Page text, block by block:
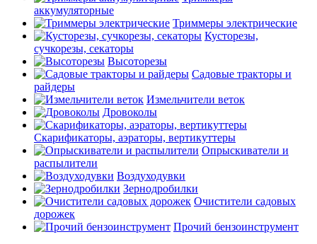
аккумуляторные
Триммеры электрические
Кусторезы,
сучкорезы, секаторы
Высоторезы
Садовые тракторы и
райдеры
Измельчители веток
Дровоколы
Скарификаторы, аэраторы, вертикуттеры
Опрыскиватели и
распылители
Воздуходувки
Зернодробилки
Очистители садовых
дорожек
Прочий бензоинструмент